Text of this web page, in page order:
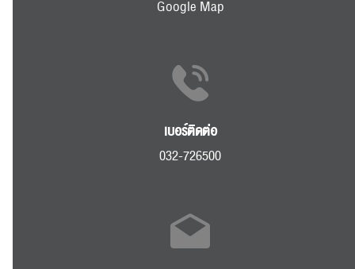
Google Map
เบอร์ติดต่อ
032-726500
RC Activity